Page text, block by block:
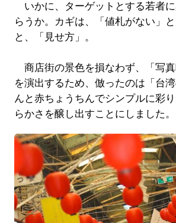
いかに、ターゲットとする若者
らうか。カギは、「値札がない」
と、「見せ方」。
商店街の景色を損なわず、「写
を演出するため、倣ったのは「台
んと赤ちょうちんでシンプルに彩
らかさを醸し出すことにしました。